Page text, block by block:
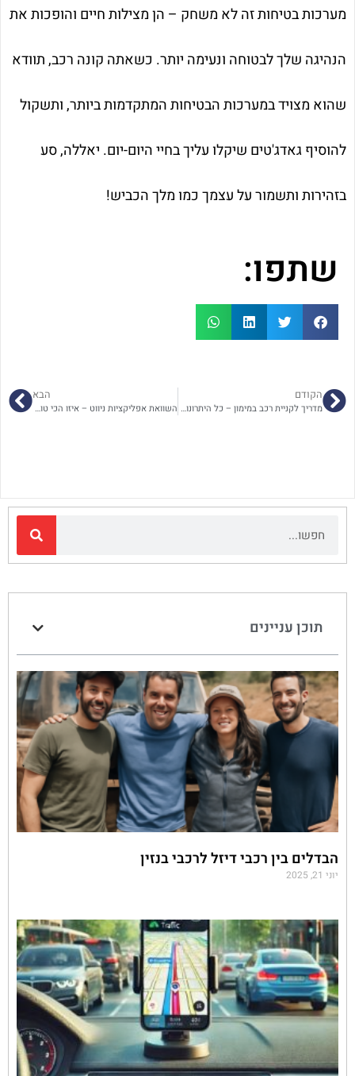
תוכן עניינים
הבדלים בין רכבי דיזל לרכבי בנזין
יוני 21, 2025
מערכות בטיחות זה לא משחק – הן מצילות חיים והופכות את
הנהיגה שלך לבטוחה ונעימה יותר. כשאתה קונה רכב, תוודא
שהוא מצויד במערכות הבטיחות המתקדמות ביותר, ותשקול
להוסיף גאדג'טים שיקלו עליך בחיי היום-יום. יאללה, סע
בזהירות ותשמור על עצמך כמו מלך הכביש!
שתפו:
הקודם
מדריך לקניית רכב במימון – כל היתרונות והחסרונות
הבא
השוואת אפליקציות ניווט – איזו הכי טובה לנהג הישראלי?